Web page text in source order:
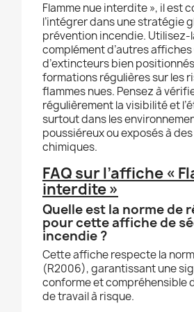
Flamme nue interdite », il est
l’intégrer dans une stratégie
prévention incendie. Utilisez-
complément d’autres affiches
d’extincteurs bien
formations régulières sur les
flammes nues. Pensez à
régulièrement la visibilité et
surtout dans les
poussiéreux ou exposés à
chimiques.
FAQ sur l’affiche «
interdite »
Quelle est la norme de
pour cette affiche de
incendie ?
Cette affiche respecte la
(R2006), garantissant une
conforme et compréhensible
de travail à risque.